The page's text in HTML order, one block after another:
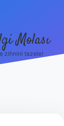
Molası
zihnini tazele!